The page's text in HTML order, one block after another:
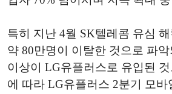
특히 지난 4월 SK텔레콤 유심
약 80만명이 이탈한 것으로 파
이상이 LG유플러스로 유입된 것
에 따라 LG유플러스 2분기 모바